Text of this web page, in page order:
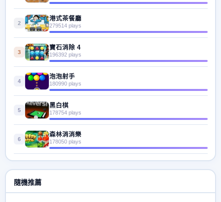
2
港式茶餐廳
279514 plays
3
寶石消除 4
196392 plays
4
泡泡射手
180990 plays
5
黑白棋
178754 plays
6
森林消消樂
178050 plays
隨機推薦